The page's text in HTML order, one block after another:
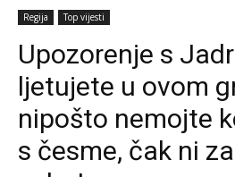
Regija Top vijesti
Upozorenje s
ljetujete u ovom
nipošto nemojte
s česme, čak ni